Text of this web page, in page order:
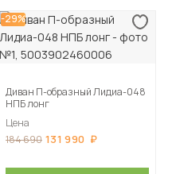
-29%
Диван П-образный Лидиа-048
НПБ лонг
Цена
184 690 131 990